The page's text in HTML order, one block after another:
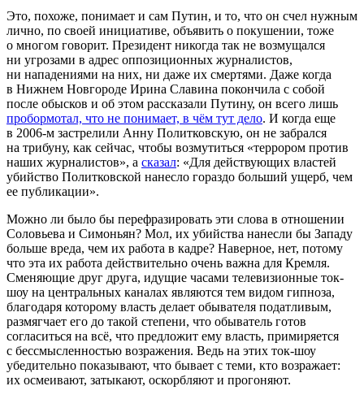
Это, похоже, понимает и сам Путин, и то, что он счел нужным
лично, по своей инициативе, объявить о покушении, тоже
о многом говорит. Президент никогда так не возмущался
ни угрозами в адрес оппозиционных журналистов,
ни нападениями на них, ни даже их смертями. Даже когда
в Нижнем Новгороде Ирина Славина покончила с собой
после обысков и об этом рассказали Путину, он всего лишь
пробормотал, что не понимает, в чём тут дело. И когда еще
в 2006-м застрелили Анну Политковскую, он не забрался
на трибуну, как сейчас, чтобы возмутиться «террором против
наших журналистов», а сказал: «Для действующих властей
убийство Политковской нанесло гораздо больший ущерб, чем
ее публикации».
Можно ли было бы перефразировать эти слова в отношении
Соловьева и Симоньян? Мол, их убийства нанесли бы Западу
больше вреда, чем их работа в кадре? Наверное, нет, потому
что эта их работа действительно очень важна для Кремля.
Сменяющие друг друга, идущие часами телевизионные ток-
шоу на центральных каналах являются тем видом гипноза,
благодаря которому власть делает обывателя податливым,
размягчает его до такой степени, что обыватель готов
согласиться на всё, что предложит ему власть, примиряется
с бессмысленностью возражения. Ведь на этих ток-шоу
убедительно показывают, что бывает с теми, кто возражает:
их осмеивают, затыкают, оскорбляют и прогоняют.